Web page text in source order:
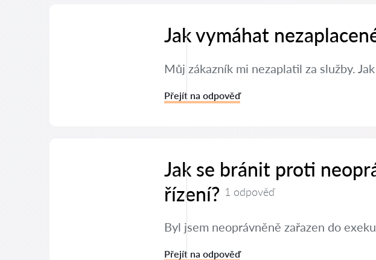
Jak vymáhat
Můj zákazník mi nezaplatil za služby.
Přejít na odpověď
Jak se bránit proti
řízení? 1 odpověď
Byl jsem neoprávněně zařazen do
Přejít na odpověď